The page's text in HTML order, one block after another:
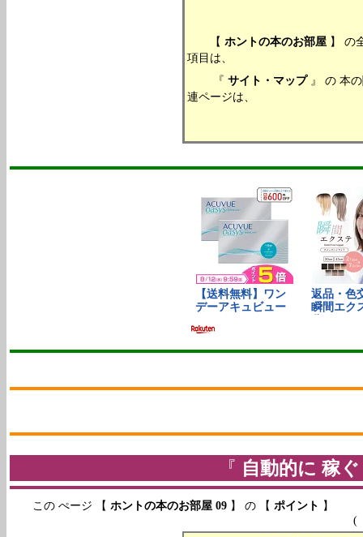
【ホントの本のお部屋 】 の
項目は、
『サイト・マップ』 の 本
連ページは、
『 自動的に 稼
この ぺージ 【 ホントの本のお部屋 09 】 の 【 ポイント 】
( ２０１９年０５月２